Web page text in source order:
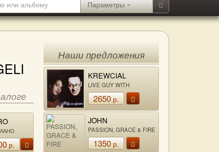
Параметры
р.
Наши предложения
KREWCIAL
LIVE GUY WITH
GLASSES
2650р.
JOHN
MCLAUGHLIN AL
DI MEOLA PACO
DE LUCIA
PASSION, GRACE & FIRE
1350р.